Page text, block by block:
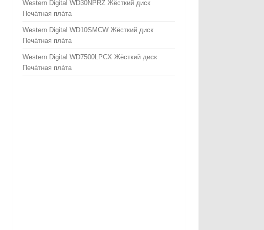
Western Digital WD30NPRZ Жёсткий диск
Печа́тная пла́та
Western Digital WD10SMCW Жёсткий диск
Печа́тная пла́та
Western Digital WD7500LPCX Жёсткий диск
Печа́тная пла́та